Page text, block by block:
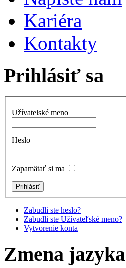
Kariéra
Kontakty
Prihlásiť sa
Užívatelské meno
Heslo
Zapamätať si ma
Zabudli ste heslo?
Zabudli ste Užívateľské meno?
Vytvorenie konta
Zmena jazyka